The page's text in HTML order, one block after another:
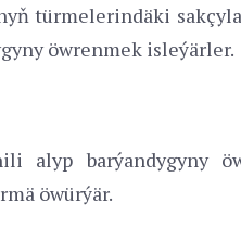
türmelerindäki
öwrenmek isleýärler.
alyp barýandygyny
öwürýär.